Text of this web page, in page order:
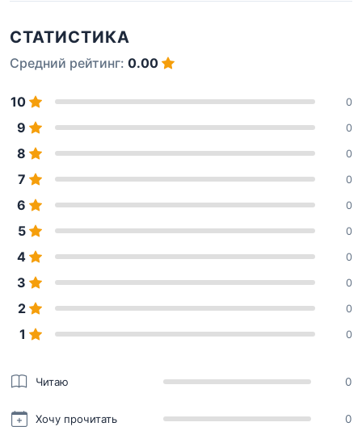
СТАТИСТИКА
Средний рейтинг: 0.00
10 0
9 0
8 0
7 0
6 0
5 0
4 0
3 0
2 0
1 0
Читаю 0
Хочу прочитать 0